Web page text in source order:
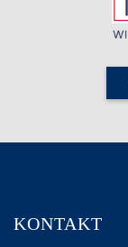
KONTAKT